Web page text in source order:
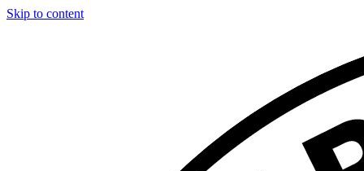
Skip to content